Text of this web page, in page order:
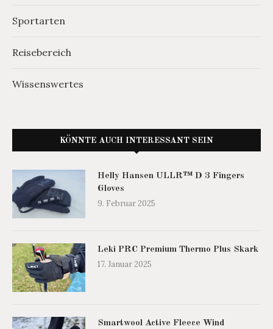
Sportarten
Reisebereich
Wissenswertes
KÖNNTE AUCH INTERESSANT SEIN
Helly Hansen ULLR™ D 3 Fingers
Gloves
9. Februar 2025
Leki PRC Premium Thermo Plus Skark
17. Januar 2025
Smartwool Active Fleece Wind